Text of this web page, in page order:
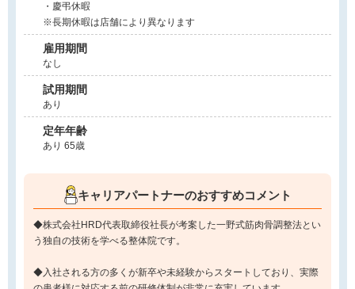
・慶弔休暇
※長期休暇は店舗により異なります
雇用期間
なし
試用期間
あり
定年年齢
あり 65歳
キャリアパートナーのおすすめコメント
◆株式会社HRD代表取締役社長が考案した一野式筋肉骨調整法とい
う独自の技術を学べる整体院です。
◆入社される方の多くが新卒や未経験からスタートしており、実際